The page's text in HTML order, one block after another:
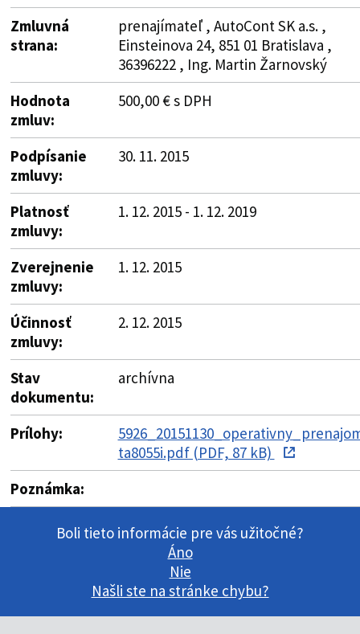
Zmluvná
strana:
prenajímateľ , AutoCont SK a.s. ,
Einsteinova 24, 851 01 Bratislava ,
36396222 , Ing. Martin Žarnovský
Hodnota
zmluv:
500,00 € s DPH
Podpísanie
zmluvy:
30. 11. 2015
Platnosť
zmluvy:
1. 12. 2015 - 1. 12. 2019
Zverejnenie
zmluvy:
1. 12. 2015
Účinnosť
zmluvy:
2. 12. 2015
Stav
dokumentu:
archívna
Prílohy:
ta8055i.pdf (PDF, 87 kB)
Poznámka:
Boli tieto informácie pre vás užitočné?
Áno
Nie
Našli ste na stránke chybu?